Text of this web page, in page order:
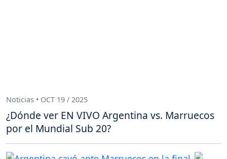
Noticias • OCT 19 / 2025
¿Dónde ver EN VIVO Argentina vs. Marruecos
por el Mundial Sub 20?